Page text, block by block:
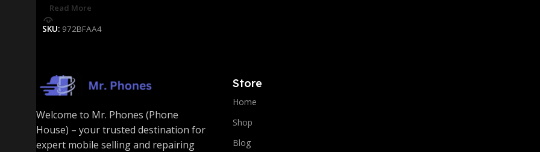
Read More
SKU: 972BFAA4
Welcome to Mr. Phones (Phone
House) – your trusted destination for
expert mobile selling and repairing
Store
Home
Shop
Blog